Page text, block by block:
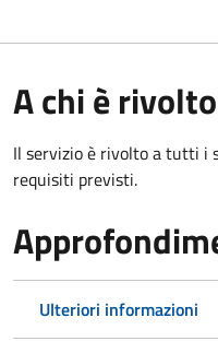
A chi è rivolto
Il servizio è rivolto a tutti i
requisiti previsti.
Ulteriori informazioni